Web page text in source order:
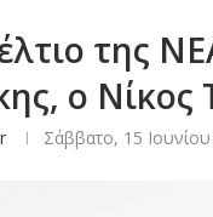
της
ο Νίκος
Σάββατο, 15